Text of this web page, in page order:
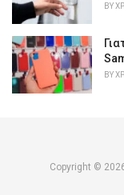
BY
BY
Copyright ©